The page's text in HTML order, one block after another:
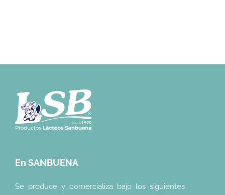
En SANBUENA
Se produce y comercializa bajo los siguientes